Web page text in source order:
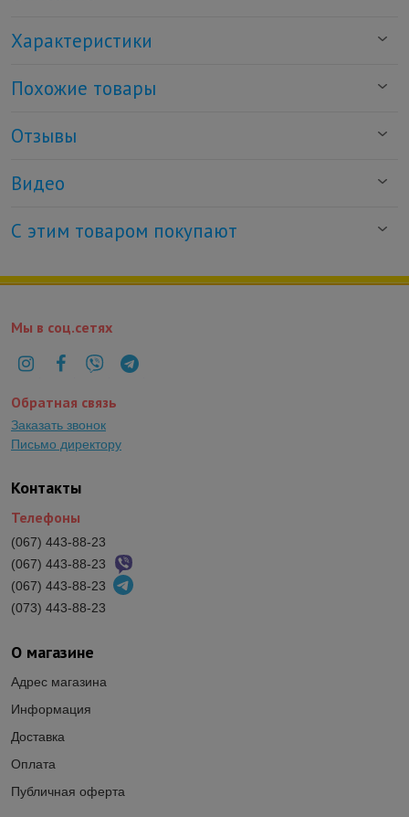
Характеристики
Похожие товары
Отзывы
Видео
С этим товаром покупают
О магазине
Адрес магазина
Информация
Доставка
Оплата
Публичная оферта
Контакты
Телефоны
(067) 443-88-23
(067) 443-88-23
(067) 443-88-23
(073) 443-88-23
Мы в соц.сетях
Обратная связь
Заказать звонок
Письмо директору